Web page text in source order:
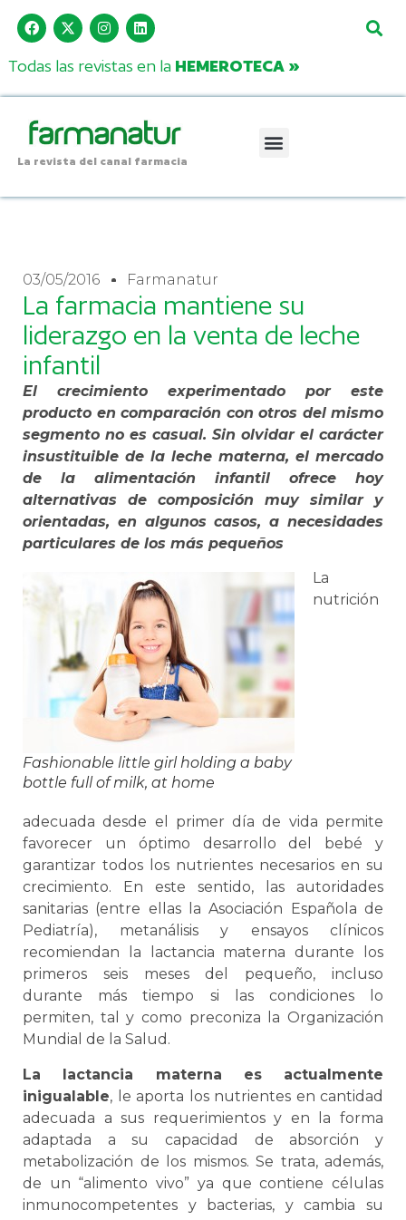
Todas las revistas en la HEMEROTECA »
La revista del canal farmacia
03/05/2016 Farmanatur
La farmacia mantiene su
liderazgo en la venta de leche
infantil
El crecimiento experimentado por este
producto en comparación con otros del mismo
segmento no es casual. Sin olvidar el carácter
insustituible de la leche materna, el mercado
de la alimentación infantil ofrece hoy
alternativas de composición muy similar y
orientadas, en algunos casos, a necesidades
particulares de los más pequeños
Fashionable little girl holding a baby
bottle full of milk, at home
La
nutrición
adecuada desde el primer día de vida permite
favorecer un óptimo desarrollo del bebé y
garantizar todos los nutrientes necesarios en su
crecimiento. En este sentido, las autoridades
sanitarias (entre ellas la Asociación Española de
Pediatría), metanálisis y ensayos clínicos
recomiendan la lactancia materna durante los
primeros seis meses del pequeño, incluso
durante más tiempo si las condiciones lo
permiten, tal y como preconiza la Organización
Mundial de la Salud.
La lactancia materna es actualmente
inigualable, le aporta los nutrientes en cantidad
adecuada a sus requerimientos y en la forma
adaptada a su capacidad de absorción y
metabolización de los mismos. Se trata, además,
de un “alimento vivo” ya que contiene células
inmunocompetentes y bacterias, y cambia su